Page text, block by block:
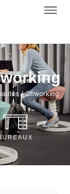
/ Coworking